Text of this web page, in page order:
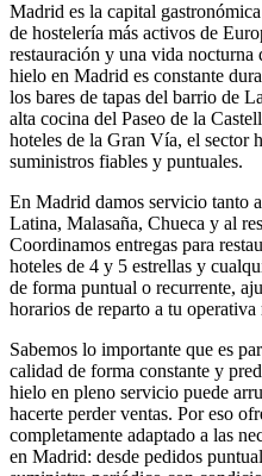
Madrid es la capital
de hostelería más activos de
restauración y una vida nocturna
hielo en Madrid es constante
los bares de tapas del barrio de
alta cocina del Paseo de la
hoteles de la Gran Vía, el sector
suministros fiables y puntuales.
En Madrid damos servicio tanto
Latina, Malasaña, Chueca y al
Coordinamos entregas para
hoteles de 4 y 5 estrellas y
de forma puntual o recurrente,
horarios de reparto a tu operativa
Sabemos lo importante que es
calidad de forma constante y
hielo en pleno servicio puede
hacerte perder ventas. Por eso
completamente adaptado a las
en Madrid: desde pedidos